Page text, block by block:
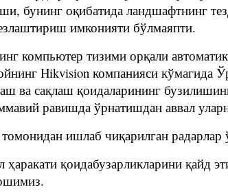
оқибатида ландшафтнинг
имконияти бўлмаяпти.
компьютер тизими орқали
Hikvision компанияси кўмагида
ва сақлаш қоидаларининг
равишда ўрнатишдан аввал
ишлаб чиқарилган радарлар
қоидабузарликларини қайд